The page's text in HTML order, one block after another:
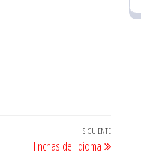
Entrada
siguiente
SIGUIENTE
Hinchas del idioma